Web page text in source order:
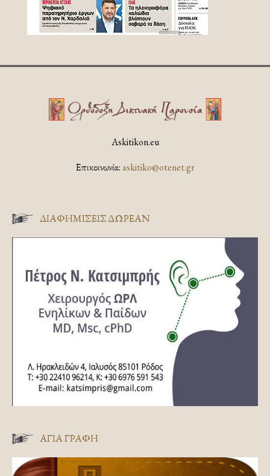
Askitikon.eu
Επικοινωνία:askitiko@otenet.gr
ΔΙΑΦΗΜΊΣΕΙΣ ΔΩΡΕΆΝ
ΑΓΊΑ ΓΡΑΦΉ